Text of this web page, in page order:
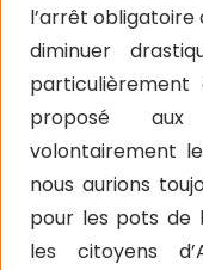
l’arrêt obligatoire
diminuer
proposé
volontairement
nous aurions
pour les pots de
les citoyens